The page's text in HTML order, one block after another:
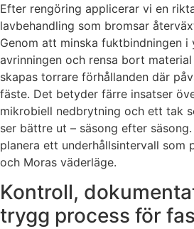
Efter rengöring applicerar vi en
lavbehandling som bromsar
Genom att minska fuktbindningen
avrinningen och rensa bort
skapas torrare förhållanden där
fäste. Det betyder färre insatser
mikrobiell nedbrytning och ett tak
ser bättre ut – säsong efter
planera ett underhållsintervall som
och Moras väderläge.
Kontroll,
trygg process för